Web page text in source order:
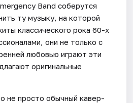
Band соберутся
ту музыку, на которой
классического рока 60-х
они не только с
любовью играют эти
оригинальные
не просто обычный кавер-